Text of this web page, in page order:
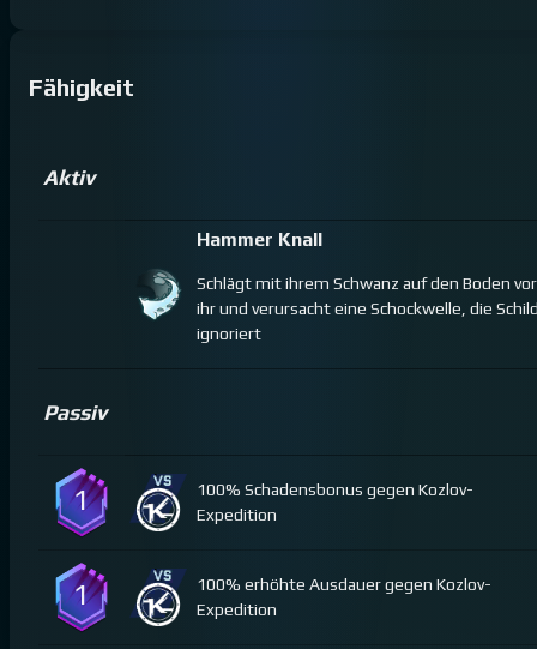
Fähigkeit
Aktiv
Hammer Knall
Schlägt mit ihrem Schwanz auf den Boden vor
ihr und verursacht eine Schockwelle, die
ignoriert
Passiv
1
100% Schadensbonus gegen Kozlov-
Expedition
1
100% erhöhte Ausdauer gegen Kozlov-
Expedition